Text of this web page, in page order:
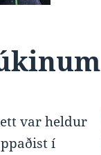
var heldur
í